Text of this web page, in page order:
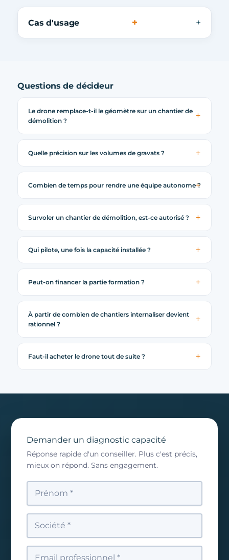
Cas d'usage +
Questions de décideur
Le drone remplace-t-il le géomètre sur un chantier de
démolition ?
Quelle précision sur les volumes de gravats ?
Combien de temps pour rendre une équipe autonome ?
Survoler un chantier de démolition, est-ce autorisé ?
Qui pilote, une fois la capacité installée ?
Peut-on financer la partie formation ?
À partir de combien de chantiers internaliser devient
rationnel ?
Faut-il acheter le drone tout de suite ?
Demander un diagnostic capacité
Réponse rapide d'un conseiller. Plus c'est précis,
mieux on répond. Sans engagement.